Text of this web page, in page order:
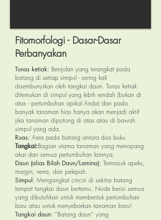
Fitomorfologi - Dasar-Dasar
Perbanyakan
Tunas ketiak: Benjolan yang terangkat pada
batang di setiap simpul - sering kali
disembunyikan oleh tangkai daun. Tunas ketiak
ditemukan di simpul yang lebih rendah (bukan di
atas - pertumbuhan apikal Anda) dan pada
banyak tanaman hias hanya akan menjadi aktif
jika tanaman dipotong di atas atau di bawah
simpul yang ada.
Ruas: Area pada batang antara dua buku.
Tangkai:Bagian utama tanaman yang menopang
akar dan semua pertumbuhan lainnya.
Daun (alias Bilah Daun/Lamina): Termasuk apeks,
margin, vena, dan pelepah.
Simpul: Mengangkat cincin di sekitar batang
tempat tangkai daun bertemu. Node berisi semua
yang dibutuhkan untuk membentuk pertumbuhan
baru atau untuk menyebarkan tanaman baru!
Tangkai daun: “Batang daun” yang